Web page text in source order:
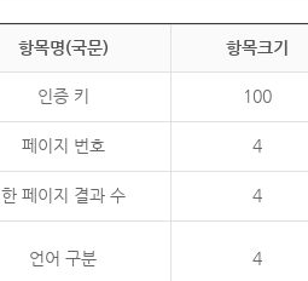
항목명(국문) 항목크기
인증 키 100
페이지 번호 4
한 페이지 결과 수 4
언어 구분 4